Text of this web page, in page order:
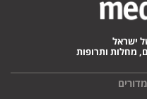
ישראל
מחלות ותרופות
מדורים